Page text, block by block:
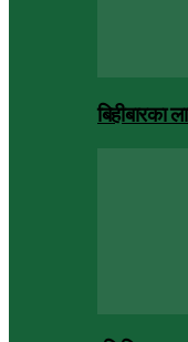
बिहीबारका